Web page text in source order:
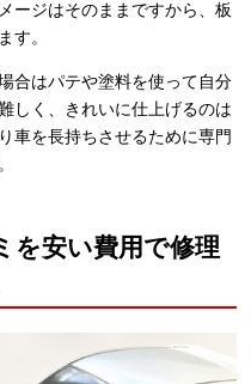
ージはそのままですから、板
す。
合はパテや塗料を使って自分
しく、きれいに仕上げるのは
車を長持ちさせるために専門
を安い費用で修理